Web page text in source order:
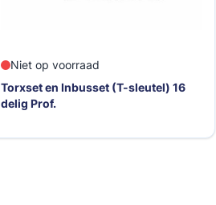
Niet op voorraad
Torxset en Inbusset (T-sleutel) 16
delig Prof.